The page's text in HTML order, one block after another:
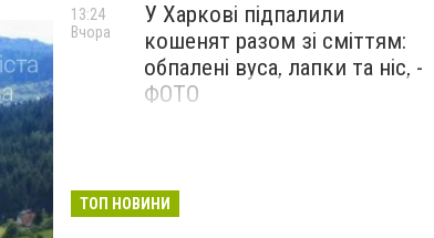
У Харкові підпалили
кошенят разом зі сміттям:
обпалені вуса, лапки та ніс, -
ФОТО
13:24
Вчора
схему торгівлі впливом
ТОП НОВИНИ